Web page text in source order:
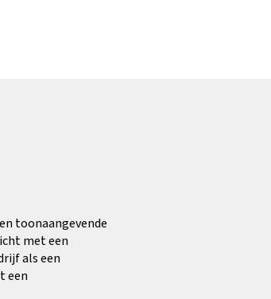
toonaangevende
met een
als een
een